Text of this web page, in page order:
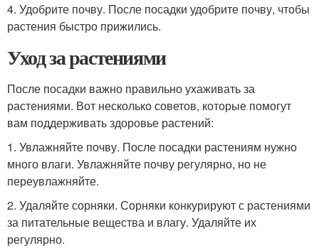
4. Удобрите почву. После посадки удобрите почву, чтобы
растения быстро прижились.
Уход за растениями
После посадки важно правильно ухаживать за
растениями. Вот несколько советов, которые помогут
вам поддерживать здоровье растений:
1. Увлажняйте почву. После посадки растениям нужно
много влаги. Увлажняйте почву регулярно, но не
переувлажняйте.
2. Удаляйте сорняки. Сорняки конкурируют с растениями
за питательные вещества и влагу. Удаляйте их
регулярно.